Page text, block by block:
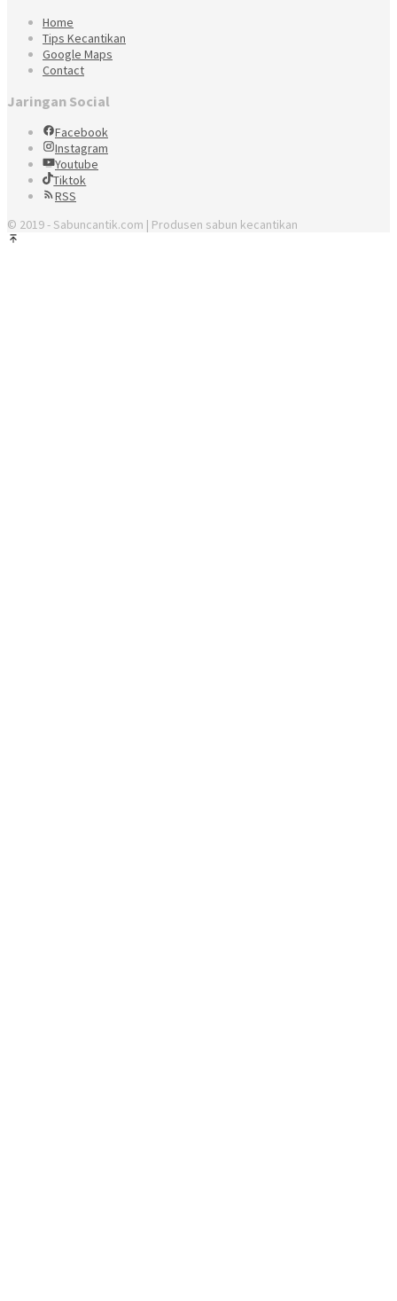
Home
Tips Kecantikan
Google Maps
Contact
Jaringan Social
Facebook
Instagram
Youtube
Tiktok
RSS
© 2019 - Sabuncantik.com | Produsen sabun kecantikan